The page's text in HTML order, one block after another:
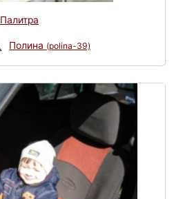
Палитра
Полина (polina-39)